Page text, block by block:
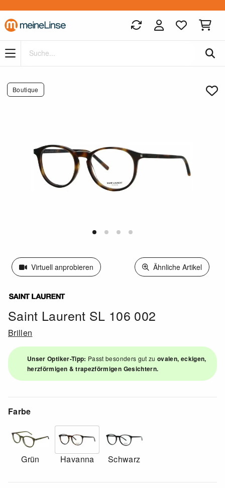
Zum Hauptinhalt springen
Boutique
Virtuell anprobieren Ähnliche Artikel
Saint Laurent SL 106 002
Brillen
Unser Optiker-Tipp: Passt besonders gut zuovalen, eckigen,
herzförmigen & trapezförmigen Gesichtern.
Farbe
Grün Havanna Schwarz